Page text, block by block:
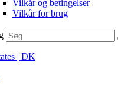
Vilkår og betingelser
Vilkår for brug
| DK